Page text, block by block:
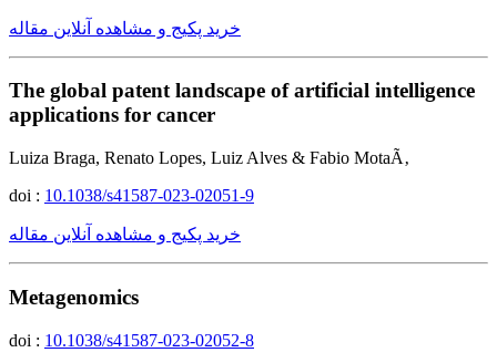
خرید پکیج و مشاهده آنلاین مقاله
The global patent landscape of artificial intelligence
applications for cancer
Luiza Braga, Renato Lopes, Luiz Alves & Fabio MotaÃ‚
doi : 10.1038/s41587-023-02051-9
خرید پکیج و مشاهده آنلاین مقاله
Metagenomics
doi : 10.1038/s41587-023-02052-8